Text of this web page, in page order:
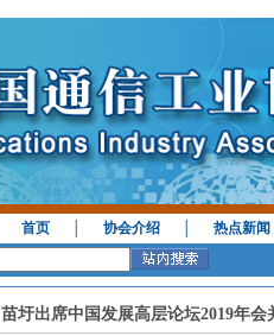
首页 │协会介绍 │热点新闻
苗圩出席中国发展高层论坛2019年会